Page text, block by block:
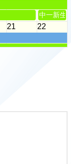
中一新生
21 22